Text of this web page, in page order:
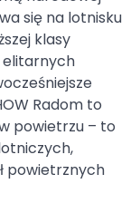
się na lotnisku
klasy
elitarnych
Radom to
powietrzu – to
powietrznych